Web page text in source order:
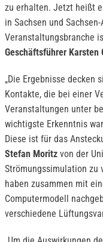
zu erhalten. Jetzt heißt
in Sachsen und
Veranstaltungsbranche
Geschäftsführer Karsten
„Die Ergebnisse decken
Kontakte, die bei einer
Veranstaltungen unter
wichtigste Erkenntnis
Diese ist für das
Stefan Moritz von der
Strömungssimulation zu
haben zusammen mit
Computermodell
verschiedene